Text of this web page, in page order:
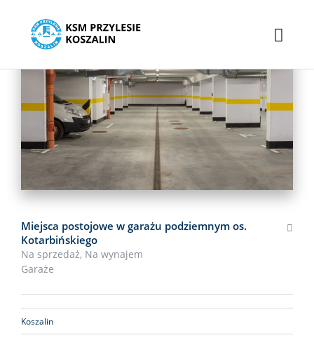
POLECANE
Miejsca postojowe w garażu podziemnym os.
Kotarbińskiego
Na sprzedaż, Na wynajem
Garaże
Koszalin